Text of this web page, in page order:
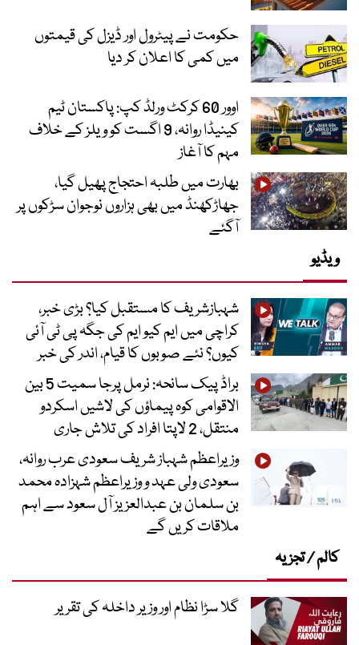
حکومت نے پیٹرول اور ڈیزل کی قیمتوں
میں کمی کا اعلان کر دیا
اوور 60 کرکٹ ورلڈ کپ: پاکستان ٹیم
کینیڈا روانہ، 9 اگست کو ویلز کے خلاف
مہم کا آغاز
بھارت میں طلبہ احتجاج پھیل گیا،
جھاڑکھنڈ میں بھی ہزاروں نوجوان سڑکوں پر
آگئے
ویڈیو
شہبازشریف کا مستقبل کیا؟ بڑی خبر،
کراچی میں ایم کیو ایم کی جگہ پی ٹی آئی
کیوں؟ نئے صوبوں کا قیام، اندر کی خبر
براڈ پیک سانحہ: نرمل پرجا سمیت 5 بین
الاقوامی کوہ پیماؤں کی لاشیں اسکردو
منتقل، 2 لاپتا افراد کی تلاش جاری
وزیراعظم شہباز شریف سعودی عرب روانہ،
سعودی ولی عہد و وزیراعظم شہزادہ محمد
بن سلمان بن عبدالعزیز آل سعود سے اہم
ملاقات کریں گے
کالم / تجزیہ
گلا سڑا نظام اور وزیر داخلہ کی تقریر